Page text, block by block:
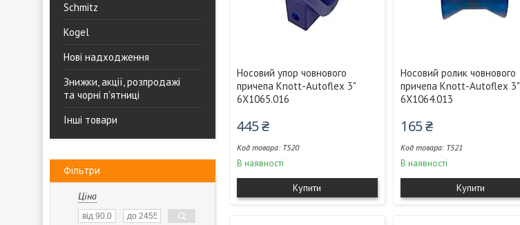
Schmitz
Kogel
Нові надходження
Знижки, акції, розпродажі
та чорні п'ятниці
Інші товари
Фільтри
Ціна
Носовий упор човнового
причепа Knott-Autoflex 3"
6X1065.016
445 ₴
T520
В наявності
Купити
Носовий ролик човнового
причепа Knott-Autoflex 3"
6X1064.013
165 ₴
T521
В наявності
Купити